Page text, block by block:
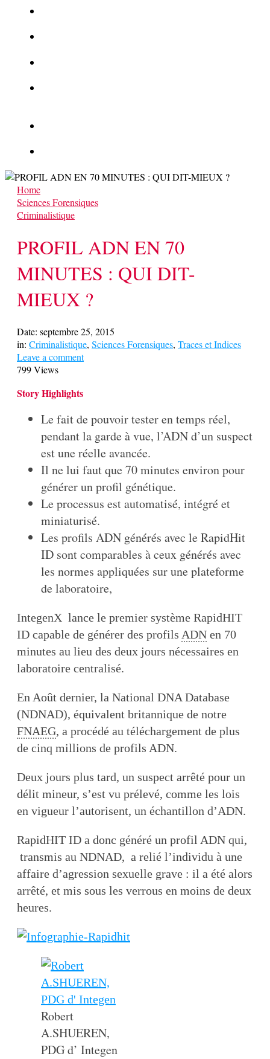
Home
Sciences Forensiques
Criminalistique
PROFIL ADN EN 70
MINUTES : QUI DIT-
MIEUX ?
Date: septembre 25, 2015
in: Criminalistique, Sciences Forensiques, Traces et Indices
Leave a comment
799 Views
Story Highlights
Le fait de pouvoir tester en temps réel,
pendant la garde à vue, l’ADN d’un suspect
est une réelle avancée.
Il ne lui faut que 70 minutes environ pour
générer un profil génétique.
Le processus est automatisé, intégré et
miniaturisé.
Les profils ADN générés avec le RapidHit
ID sont comparables à ceux générés avec
les normes appliquées sur une plateforme
de laboratoire,
IntegenX lance le premier système RapidHIT
ID capable de générer des profils ADN en 70
minutes au lieu des deux jours nécessaires en
laboratoire centralisé.
En Août dernier, la National DNA Database
(NDNAD), équivalent britannique de notre
FNAEG, a procédé au téléchargement de plus
de cinq millions de profils ADN.
Deux jours plus tard, un suspect arrêté pour un
délit mineur, s’est vu prélevé, comme les lois
en vigueur l’autorisent, un échantillon d’ADN.
RapidHIT ID a donc généré un profil ADN qui,
transmis au NDNAD, a relié l’individu à une
affaire d’agression sexuelle grave : il a été alors
arrêté, et mis sous les verrous en moins de deux
heures.
Robert
A.SHUEREN,
PDG d’ Integen